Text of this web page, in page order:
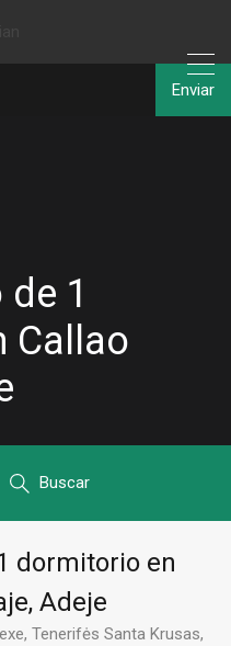
Enviar
1
Callao
Buscar
dormitorio en
Adeje
Tenerifės Santa Krusas,